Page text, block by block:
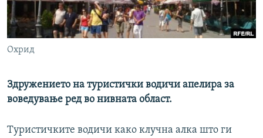
РСЕ веб страници
Охрид
Здружението на туристички водичи апелира за
воведување ред во нивната област.
Туристичките водичи како клучна алка што ги